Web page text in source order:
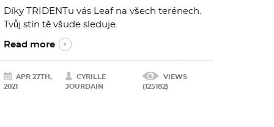
Díky TRIDENTu vás Leaf na všech terénech.
Tvůj stín tě všude sleduje.
Read more
APR 27TH,
2021
CYRILLE
JOURDAIN
VIEWS
(125182)